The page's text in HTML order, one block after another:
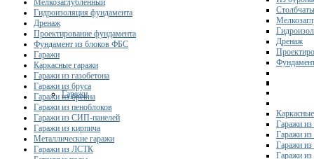
Дренаж
Гаражи
Гаражи из
Гаражи из
Гаражи из
Гаражи из
Мелкозаглубленный
Гидроизоляция фундамента
Дренаж
Проектирование фундамента
Фундамент из блоков ФБС
Гаражи
Каркасные гаражи
Гаражи из газобетона
Гаражи из бруса
Гаражи из бревна
Гаражи из пеноблоков
Гаражи из СИП-панелей
Гаражи из кирпича
Металлические гаражи
Гаражи из ЛСТК